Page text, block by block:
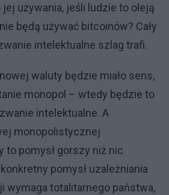
używania, jeśli ludzie to oleją
będą używać bitcoinów? Cały
intelektualne szlag trafi.
waluty będzie miało sens,
monopol – wtedy będzie to
intelektualne. A
monopolistycznej
to pomysł gorszy niż nic
pomysł uzależniania
wymaga totalitarnego państwa,